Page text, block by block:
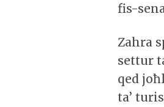
fis-
Zahra
settur
qed
ta’